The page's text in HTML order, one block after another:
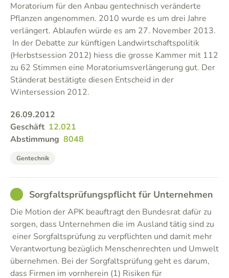
Moratorium für den Anbau gentechnisch veränderte
Pflanzen angenommen. 2010 wurde es um drei Jahre
verlängert. Ablaufen würde es am 27. November 2013.
In der Debatte zur künftigen Landwirtschaftspolitik
(Herbstsession 2012) hiess die grosse Kammer mit 112
zu 62 Stimmen eine Moratoriumsverlängerung gut. Der
Ständerat bestätigte diesen Entscheid in der
Wintersession 2012.
26.09.2012
Geschäft 12.021
Abstimmung 8048
Gentechnik
GOODSorgfaltsprüfungspflicht für Unternehmen
Die Motion der APK beauftragt den Bundesrat dafür zu
sorgen, dass Unternehmen die im Ausland tätig sind zu
einer Sorgfaltsprüfung zu verpflichten und damit mehr
Verantwortung bezüglich Menschenrechten und Umwelt
übernehmen. Bei der Sorgfaltsprüfung geht es darum,
dass Firmen im vornherein (1) Risiken für